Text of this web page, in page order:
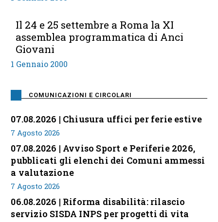
Il 24 e 25 settembre a Roma la XI
assemblea programmatica di Anci
Giovani
1 Gennaio 2000
COMUNICAZIONI E CIRCOLARI
07.08.2026 | Chiusura uffici per ferie estive
7 Agosto 2026
07.08.2026 | Avviso Sport e Periferie 2026,
pubblicati gli elenchi dei Comuni ammessi
a valutazione
7 Agosto 2026
06.08.2026 | Riforma disabilità: rilascio
servizio SISDA INPS per progetti di vita